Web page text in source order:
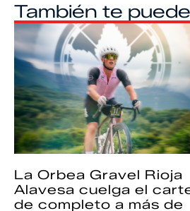
También te
La Orbea Gravel Rioja
Alavesa cuelga el
de completo a más de